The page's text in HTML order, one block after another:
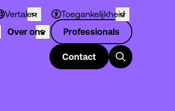
Vertalen
Toegankelijkheid
Over ons Professionals
Contact